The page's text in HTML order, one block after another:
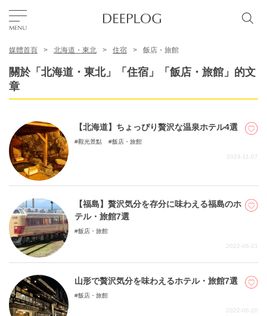
區域
特色主題
繁體中文
USD
關於DEEPLOG
媒體首頁 北海道・東北 住宿 飯店・旅館
關於「北海道・東北」「住宿」「飯店・旅館」的文
章
【北海道】ちょっぴり贅沢な温泉ホテル4選
觀光景點 飯店・旅館
2024-11-07
【福島】贅沢気分を存分に味わえる福島のホ
テル・旅館7選
飯店・旅館
2022-06-21
山形で贅沢気分を味わえるホテル・旅館7選
飯店・旅館
2022-06-20